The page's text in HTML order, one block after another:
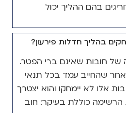
בהם ההליך יכול
בהליך חדלות פירעון?
של חובות שאינם ברי הפטר.
שהחייב עמד בכל תנאי
אלו לא יימחקו והוא יצטרך
כוללת בעיקר: חוב